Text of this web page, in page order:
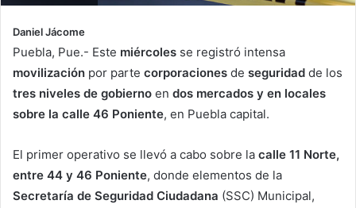
Daniel Jácome
Puebla, Pue.- Este miércoles se registró intensa
movilización por parte corporaciones de seguridad de los
tres niveles de gobierno en dos mercados y en locales
sobre la calle 46 Poniente, en Puebla capital.
El primer operativo se llevó a cabo sobre la calle 11 Norte,
entre 44 y 46 Poniente, donde elementos de la
Secretaría de Seguridad Ciudadana (SSC) Municipal,